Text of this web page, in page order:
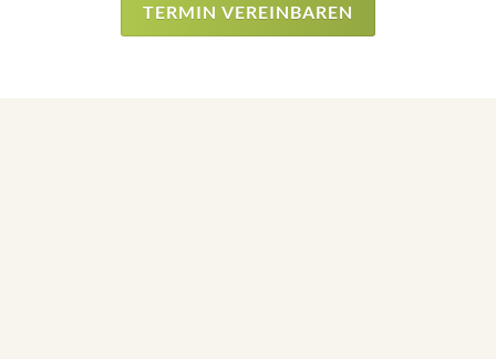
TERMIN VEREINBAREN